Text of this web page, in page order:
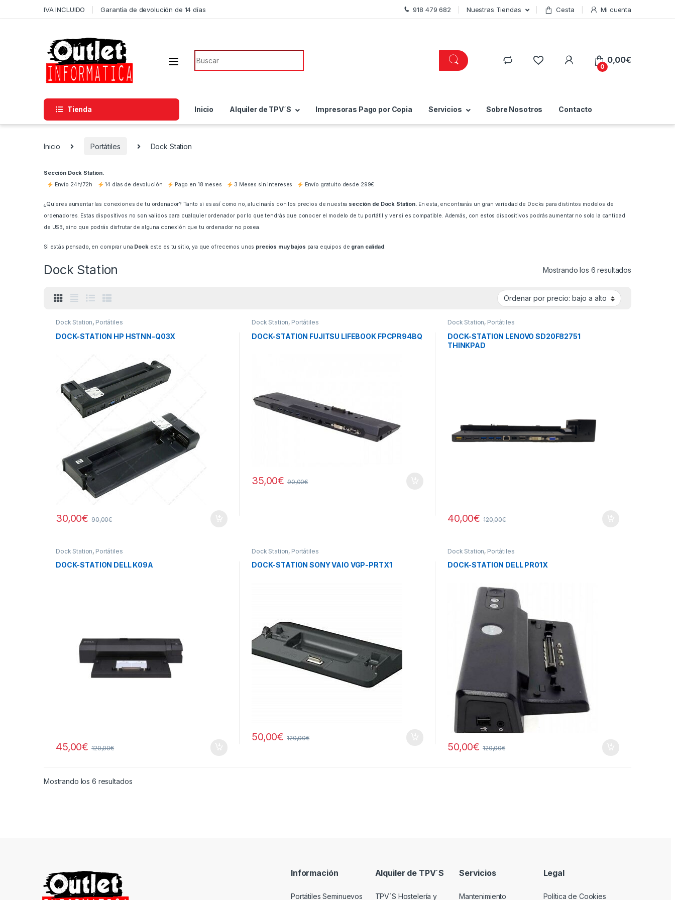
IVA INCLUIDO Garantía de devolución de 14 días 918 479 682 Nuestras Tiendas Cesta Mi cuenta
Búsqueda de:
0
0,00€
Tienda Inicio Alquiler de TPV´S Impresoras Pago por Copia Servicios Sobre Nosotros Contacto
Inicio Portátiles Dock Station
Sección Dock Station.
Envío 24h/72h
14 días de devolución Pago en 18 meses 3 Meses sin intereses Envío gratuito desde 299€
¿Quieres aumentar las conexiones de tu ordenador? Tanto si es así como no, alucinarás con los precios de nuestra sección de Dock Station. En esta, encontrarás un gran variedad de Docks para distintos modelos de
ordenadores. Estas dispositivos no son validos para cualquier ordenador por lo que tendrás que conocer el modelo de tu portátil y ver si es compatible. Además, con estos dispositivos podrás aumentar no solo la cantidad
de USB, sino que podrás disfrutar de alguna conexión que tu ordenador no posea.
Si estás pensado, en comprar una Dock este es tu sitio, ya que ofrecemos unos precios muy bajos para equipos de gran calidad .
Dock Station Mostrando los 6 resultados
Dock Station, Portátiles
DOCK-STATION HP HSTNN-Q03X
30,00€ 90,00€
Dock Station, Portátiles
DOCK-STATION FUJITSU LIFEBOOK FPCPR94BQ
35,00€ 90,00€
Dock Station, Portátiles
DOCK-STATION LENOVO SD20F82751
THINKPAD
40,00€ 120,00€
Dock Station, Portátiles
DOCK-STATION DELL K09A
45,00€ 120,00€
Dock Station, Portátiles
DOCK-STATION SONY VAIO VGP-PRTX1
50,00€ 120,00€
Dock Station, Portátiles
DOCK-STATION DELL PR01X
50,00€ 120,00€
Mostrando los 6 resultadosOrdenado por precio: bajo a alto
Información
Portátiles Seminuevos
Alquiler de TPV´S
TPV´S Hostelería y
Servicios
Mantenimiento
Legal
Política de Cookies